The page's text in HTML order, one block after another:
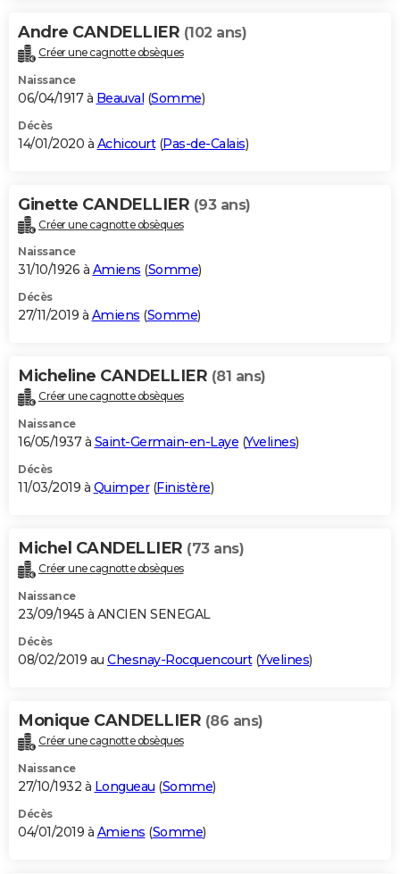
Andre CANDELLIER (102 ans)
Créer une cagnotte obsèques
Naissance
06/04/1917 à Beauval (Somme)
Décès
14/01/2020 à Achicourt(Pas-de-Calais)
Ginette CANDELLIER (93 ans)
Créer une cagnotte obsèques
Naissance
31/10/1926 à Amiens (Somme)
Décès
27/11/2019 à Amiens (Somme)
Micheline CANDELLIER (81 ans)
Créer une cagnotte obsèques
Naissance
16/05/1937 à Saint-Germain-en-Laye (Yvelines)
Décès
11/03/2019 à Quimper(Finistère)
Michel CANDELLIER (73 ans)
Créer une cagnotte obsèques
Naissance
23/09/1945 à ANCIEN SENEGAL
Décès
08/02/2019 au Chesnay-Rocquencourt(Yvelines)
Monique CANDELLIER (86 ans)
Créer une cagnotte obsèques
Naissance
27/10/1932 à Longueau (Somme)
Décès
04/01/2019 à Amiens (Somme)